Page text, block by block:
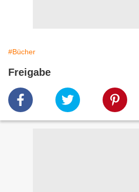
#Bücher
Freigabe